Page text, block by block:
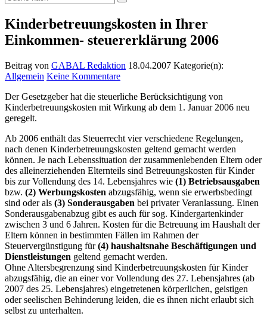
Kinderbetreuungskosten in Ihrer
Einkommen- steuererklärung 2006
Beitrag von GABAL Redaktion 18.04.2007 Kategorie(n):
Allgemein Keine Kommentare
Der Gesetzgeber hat die steuerliche Berücksichtigung von
Kinderbetreuungskosten mit Wirkung ab dem 1. Januar 2006 neu
geregelt.
Ab 2006 enthält das Steuerrecht vier verschiedene Regelungen,
nach denen Kinderbetreuungskosten geltend gemacht werden
können. Je nach Lebenssituation der zusammenlebenden Eltern oder
des alleinerziehenden Elternteils sind Betreuungskosten für Kinder
bis zur Vollendung des 14. Lebensjahres wie (1) Betriebsausgaben
bzw. (2) Werbungskosten abzugsfähig, wenn sie erwerbsbedingt
sind oder als (3) Sonderausgaben bei privater Veranlassung. Einen
Sonderausgabenabzug gibt es auch für sog. Kindergartenkinder
zwischen 3 und 6 Jahren. Kosten für die Betreuung im Haushalt der
Eltern können in bestimmten Fällen im Rahmen der
Steuervergünstigung für(4) haushaltsnahe Beschäftigungen und
Dienstleistungen geltend gemacht werden.
Ohne Altersbegrenzung sind Kinderbetreuungskosten für Kinder
abzugsfähig, die an einer vor Vollendung des 27. Lebensjahres (ab
2007 des 25. Lebensjahres) eingetretenen körperlichen, geistigen
oder seelischen Behinderung leiden, die es ihnen nicht erlaubt sich
selbst zu unterhalten.